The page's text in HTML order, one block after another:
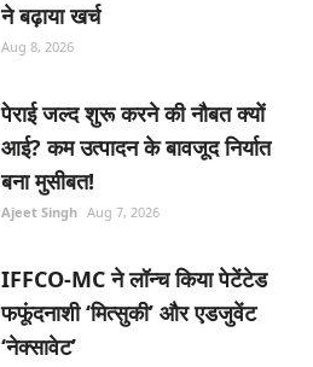
ने बढ़ाया खर्च
Aug 8, 2026
पेराई जल्द शुरू करने की नौबत क्यों
आई? कम उत्पादन के बावजूद निर्यात
बना मुसीबत!
Ajeet Singh Aug 7, 2026
IFFCO-MC ने लॉन्च किया पेटेंटेड
फफूंदनाशी ‘मित्सुकी’ और एडजुवेंट
‘नेक्सावेट’